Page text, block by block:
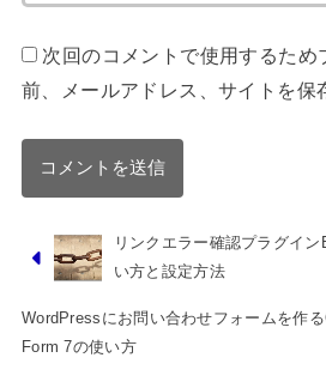
次回のコメントで使用するため
前、メールアドレス、サイトを保
リンクエラー確認プラグイ
い方と設定方法
WordPressにお問い合わせフォームを作
Form 7の使い方